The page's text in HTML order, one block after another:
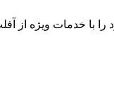
با خدمات ویژه از